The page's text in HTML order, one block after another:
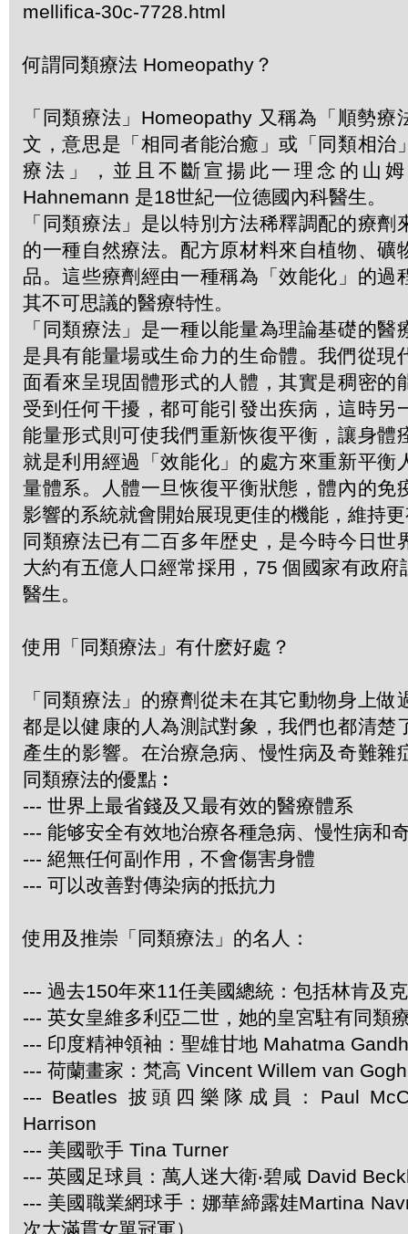
mellifica-30c-7728.html
何謂同類療法 Homeopathy？
「同類療法」Homeopathy 又稱為「順勢療
文，意思是「相同者能治癒」或「同類相治
療法」，並且不斷宣揚此一理念的山
Hahnemann 是18世紀一位德國內科醫生。
「同類療法」是以特別方法稀釋調配的療劑
的一種自然療法。配方原材料來自植物、礦
品。這些療劑經由一種稱為「效能化」的過
其不可思議的醫療特性。
「同類療法」是一種以能量為理論基礎的醫
是具有能量場或生命力的生命體。我們從現
面看來呈現固體形式的人體，其實是稠密的
受到任何干擾，都可能引發出疾病，這時另
能量形式則可使我們重新恢復平衡，讓身體
就是利用經過「效能化」的處方來重新平衡
量體系。人體一旦恢復平衡狀態，體內的免
影響的系統就會開始展現更佳的機能，維持
同類療法已有二百多年歴史，是今時今日世
大約有五億人口經常採用，75 個國家有政府
醫生。
使用「同類療法」有什麽好處？
「同類療法」的療劑從未在其它動物身上做
都是以健康的人為測試對象，我們也都清楚
產生的影響。在治療急病、慢性病及奇難雜
同類療法的優點︰
--- 世界上最省錢及又最有效的醫療體系
--- 能够安全有效地治療各種急病、慢性病和
--- 絕無任何副作用，不會傷害身體
--- 可以改善對傳染病的抵抗力
使用及推崇「同類療法」的名人：
--- 過去150年來11任美國總統：包括林肯及
--- 英女皇維多利亞二世，她的皇宮駐有同類
--- 印度精神領袖：聖雄甘地 Mahatma
--- 荷蘭畫家：梵高 Vincent Willem van Gogh
--- Beatles 披頭四樂隊成員：Paul
Harrison
--- 美國歌手 Tina Turner
--- 英國足球員：萬人迷大衛‧碧咸 David
--- 美國職業網球手：娜華締露娃Martina
次大滿貫女單冠軍）